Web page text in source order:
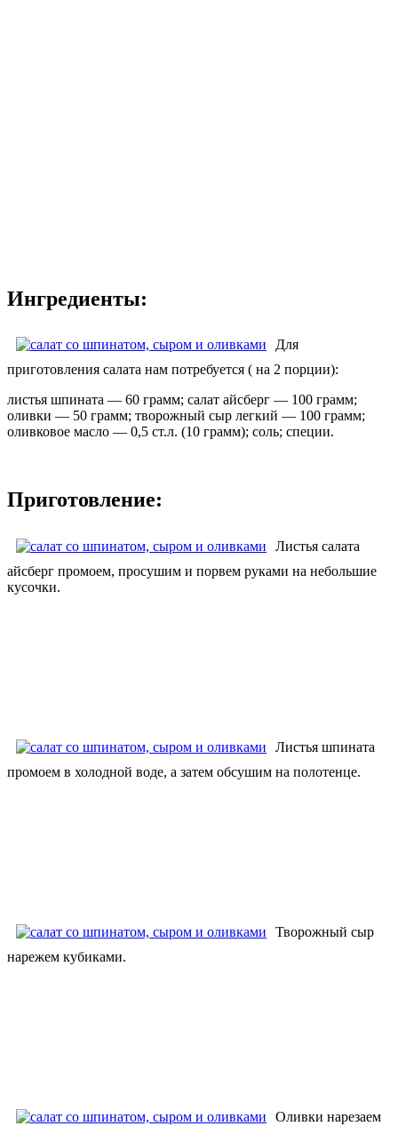
Ингредиенты:
Для
приготовления салата нам потребуется ( на 2 порции):
листья шпината — 60 грамм; салат айсберг — 100 грамм;
оливки — 50 грамм; творожный сыр легкий — 100 грамм;
оливковое масло — 0,5 ст.л. (10 грамм); соль; специи.
Приготовление:
Листья салата
айсберг промоем, просушим и порвем руками на небольшие
кусочки.
Листья шпината
промоем в холодной воде, а затем обсушим на полотенце.
Творожный сыр
нарежем кубиками.
Оливки нарезаем